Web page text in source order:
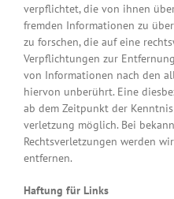
verpflichtet, die von ihnen
fremden Informationen zu
zu forschen, die auf eine
Verpflichtungen zur
von Informationen nach den
hiervon unberührt. Eine
ab dem Zeitpunkt der
verletzung möglich. Bei
Rechtsverletzungen werden
entfernen.
Haftung für Links